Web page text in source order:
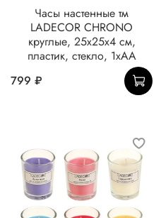
Часы настенные тм
LADECOR CHRONO
круглые, 25x25x4 см,
пластик, стекло, 1хАА
799 ₽